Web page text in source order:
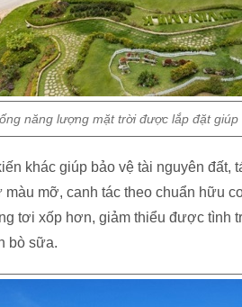
năng lượng mặt trời được lắp đặt giúp
khác giúp bảo vệ tài nguyên đất,
mỡ, canh tác theo chuẩn hữu
tơi xốp hơn, giảm thiểu được tình
bò sữa.